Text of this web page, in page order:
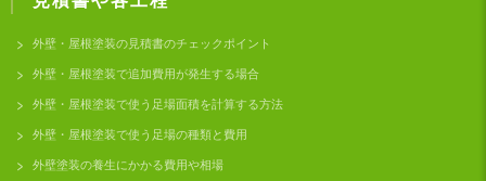
外壁・屋根塗装の見積書のチェックポイント
外壁・屋根塗装で追加費用が発生する場合
外壁・屋根塗装で使う足場面積を計算する方法
外壁・屋根塗装で使う足場の種類と費用
外壁塗装の養生にかかる費用や相場